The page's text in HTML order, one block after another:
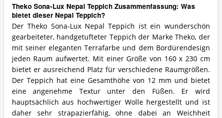
Theko Sona-Lux Nepal Teppich Zusammenfassung: Was
bietet dieser Nepal Teppich?
Der Theko Sona-Lux Nepal Teppich ist ein wunderschön
gearbeiteter, handgetufteter Teppich der Marke Theko, der
mit seiner eleganten Terrafarbe und dem Bordürendesign
jeden Raum aufwertet. Mit einer Größe von 160 x 230 cm
bietet er ausreichend Platz für verschiedene Raumgrößen.
Der Teppich hat eine Gesamthöhe von 12 mm und bietet
eine angenehme Textur unter den Füßen. Er wird
hauptsächlich aus hochwertiger Wolle hergestellt und ist
daher sehr strapazierfähig, ohne dabei an Weichheit